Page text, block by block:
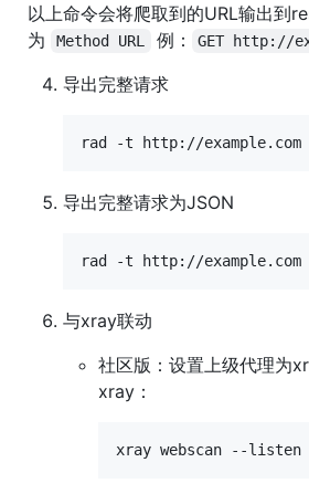
以上命令会将爬取到的URL输出到
为
Method URL 例： GET http://
导出完整请求
导出完整请求为JSON
与xray联动
社区版：设置上级代理为
xray：